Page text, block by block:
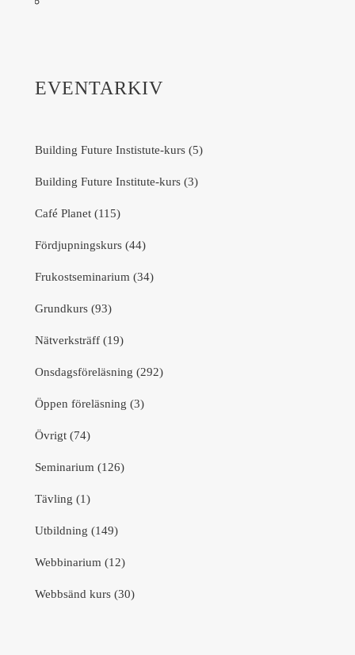
EVENTARKIV
Building Future Instistute-kurs (5)
Building Future Institute-kurs (3)
Café Planet (115)
Fördjupningskurs (44)
Frukostseminarium (34)
Grundkurs (93)
Nätverksträff (19)
Onsdagsföreläsning (292)
Öppen föreläsning (3)
Övrigt (74)
Seminarium (126)
Tävling (1)
Utbildning (149)
Webbinarium (12)
Webbsänd kurs (30)